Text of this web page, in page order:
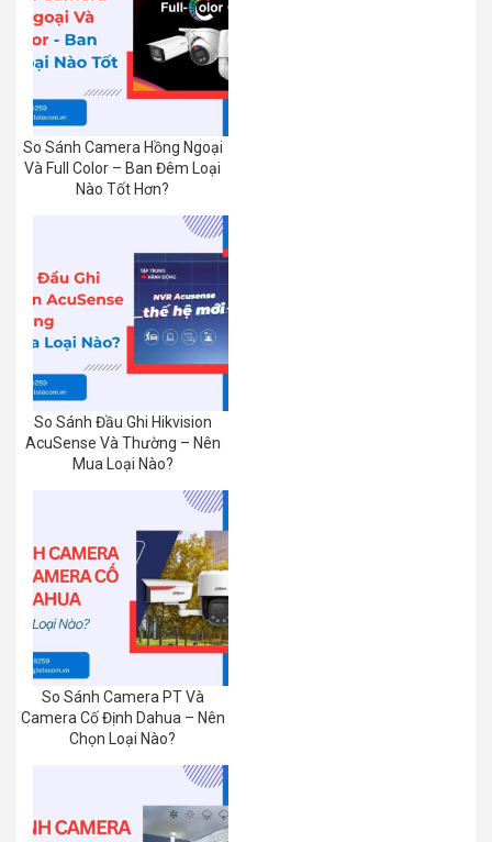
So Sánh Camera Hồng Ngoại
Và Full Color – Ban Đêm Loại
Nào Tốt Hơn?
So Sánh Đầu Ghi Hikvision
AcuSense Và Thường – Nên
Mua Loại Nào?
So Sánh Camera PT Và
Camera Cố Định Dahua – Nên
Chọn Loại Nào?